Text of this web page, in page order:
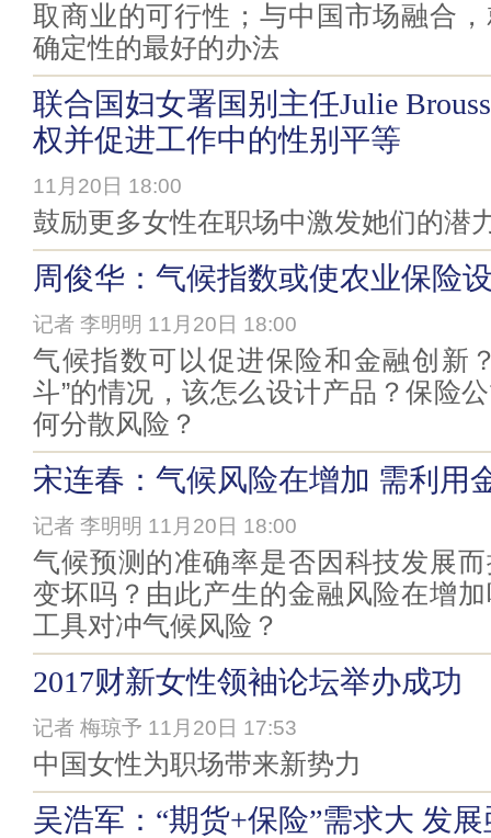
取商业的可行性；与中国市场融合
确定性的最好的办法
联合国妇女署国别主任Julie
权并促进工作中的性别平等
11月20日 18:00
鼓励更多女性在职场中激发她们的潜
周俊华：气候指数或使农业保险
记者 李明明 11月20日 18:00
气候指数可以促进保险和金融创新
斗”的情况，该怎么设计产品？保险
何分散风险？
宋连春：气候风险在增加 需利用
记者 李明明 11月20日 18:00
气候预测的准确率是否因科技发展
变坏吗？由此产生的金融风险在增
工具对冲气候风险？
2017财新女性领袖论坛举办成功
记者 梅琼予 11月20日 17:53
中国女性为职场带来新势力
吴浩军：“期货+保险”需求大 发